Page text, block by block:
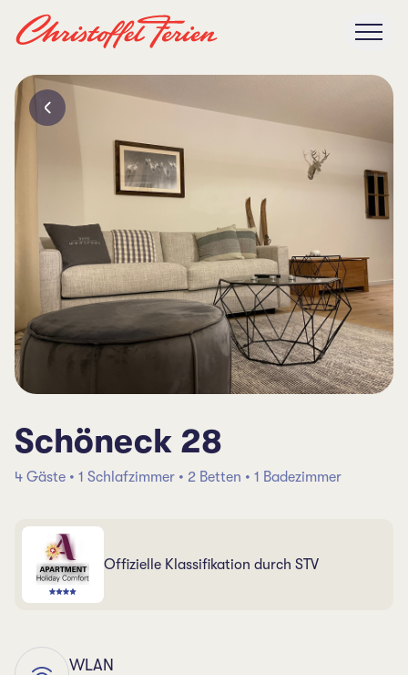
Schöneck 28
4 Gäste • 1 Schlafzimmer • 2 Betten • 1 Badezimmer
Offizielle Klassifikation durch STV
WLAN